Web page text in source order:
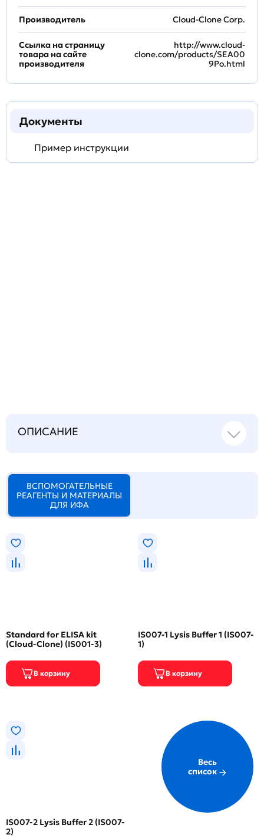
Производитель Cloud-Clone Corp.
Ссылка на страницу
товара на сайте
производителя
http://www.cloud-
clone.com/products/SEA00
9Po.html
Документы
Пример инструкции
ОПИСАНИЕ
ВСПОМОГАТЕЛЬНЫЕ
РЕАГЕНТЫ И МАТЕРИАЛЫ
ДЛЯ ИФА
Standard for ELISA kit
(Cloud-Clone) (IS001-3)
IS007-1 Lysis Buffer 1 (IS007-
1)
IS007-2 Lysis Buffer 2 (IS007-
2)
Весь
список